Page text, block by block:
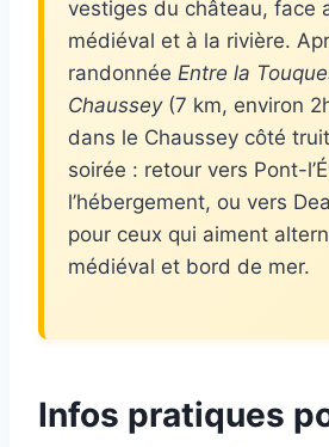
vestiges du château, face
médiéval et à la rivière.
randonnée Entre la
Chaussey(7 km, environ
dans le Chaussey côté
soirée : retour vers Pont-
l’hébergement, ou vers
pour ceux qui aiment
médiéval et bord de mer.
Infos pratiques